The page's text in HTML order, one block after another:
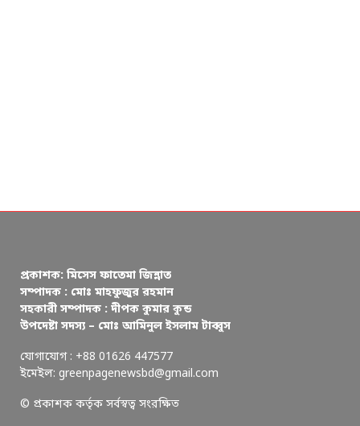
প্রকাশক: মিসেস ফাতেমা জিন্নাত
সম্পাদক : মোঃ মাহফুজুর রহমান
সহকারী সম্পাদক : দীপক কুমার কুন্ড
উপদেষ্টা সদস্য – মোঃ আমিনুল ইসলাম টাব্বুস
যোগাযোগ : +88 01626 447577
ইমেইল: greenpagenewsbd@gmail.com
© প্রকাশক কর্তৃক সর্বস্বত্ব সংরক্ষিত